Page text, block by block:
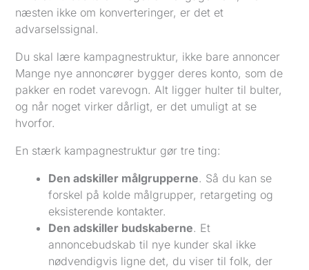
næsten ikke om konverteringer, er det et
advarselssignal.
Du skal lære kampagnestruktur, ikke bare annoncer
Mange nye annoncører bygger deres konto, som de
pakker en rodet varevogn. Alt ligger hulter til bulter,
og når noget virker dårligt, er det umuligt at se
hvorfor.
En stærk kampagnestruktur gør tre ting:
Den adskiller målgrupperne. Så du kan se
forskel på kolde målgrupper, retargeting og
eksisterende kontakter.
Den adskiller budskaberne. Et
annoncebudskab til nye kunder skal ikke
nødvendigvis ligne det, du viser til folk, der